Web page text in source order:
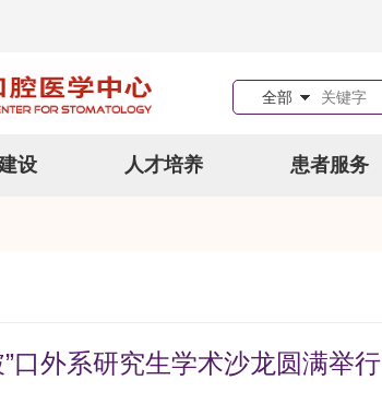
全部
设 人才培养 患者服务
口外系研究生学术沙龙圆满举行